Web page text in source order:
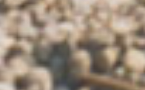
Photographe, vidéaste et
Beaux-Art de Paris (ENSBA) et à
vit actuellement à Saint-Prix, Val